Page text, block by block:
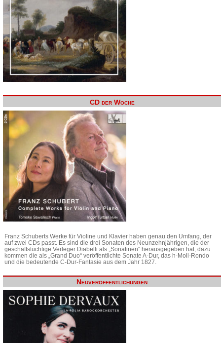
CD der Woche
Franz Schuberts Werke für Violine und Klavier haben genau den Umfang, der
auf zwei CDs passt. Es sind die drei Sonaten des Neunzehnjährigen, die der
geschäftstüchtige Verleger Diabelli als „Sonatinen“ herausgegeben hat, dazu
kommen die als „Grand Duo“ veröffentlichte Sonate A-Dur, das h-Moll-Rondo
und die bedeutende C-Dur-Fantasie aus dem Jahr 1827.
Neuveröffentlichungen